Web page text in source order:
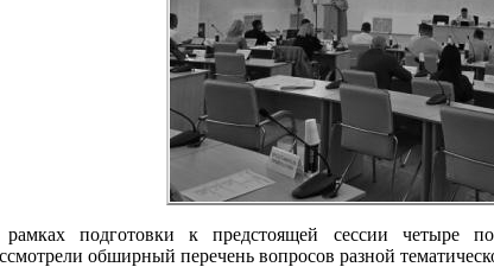
подготовки к предстоящей сессии четыре
обширный перечень вопросов разной